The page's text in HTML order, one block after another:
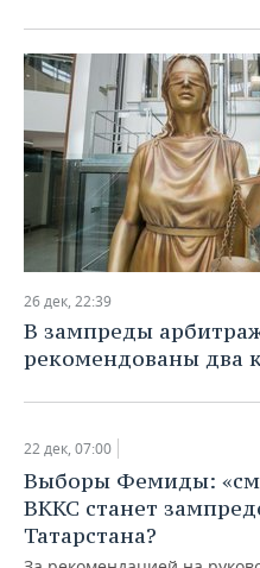
26 дек, 22:39
В зампреды
рекомендованы два
22 дек, 07:00
Выборы Фемиды:
ВККС станет
Татарстана?